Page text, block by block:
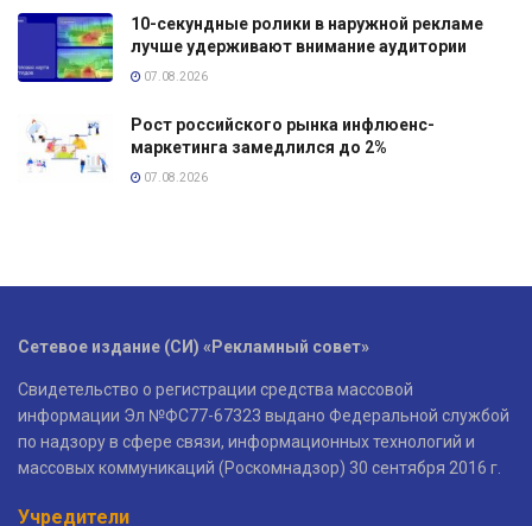
10-секундные ролики в наружной рекламе
лучше удерживают внимание аудитории
07.08.2026
Рост российского рынка инфлюенс-
маркетинга замедлился до 2%
07.08.2026
Сетевое издание (СИ) «Рекламный совет»
Свидетельство о регистрации средства массовой
информации Эл №ФС77-67323 выдано Федеральной службой
по надзору в сфере связи, информационных технологий и
массовых коммуникаций (Роскомнадзор) 30 сентября 2016 г.
Учредители